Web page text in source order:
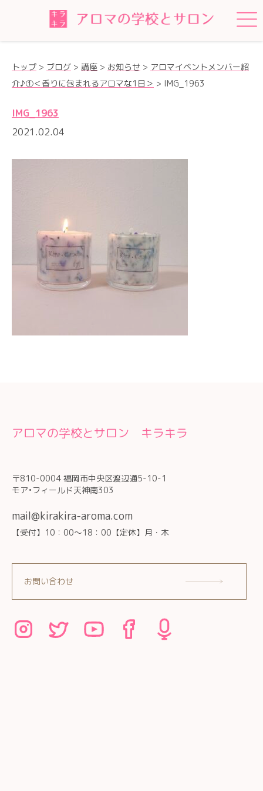
トップ > ブログ > 講座 > お知らせ > アロマイベントメンバー紹
介♪①＜香りに包まれるアロマな1日＞ > IMG_1963
IMG_1963
2021.02.04
アロマの学校とサロン キラキラ
〒810-0004 福岡市中央区渡辺通5-10-1
モア•フィールド天神南303
mail@kirakira-aroma.com
【受付】10：00～18：00【定休】月・木
お問い合わせ